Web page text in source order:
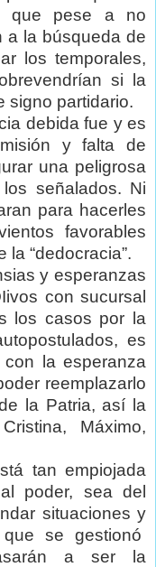
que pese a no
a la búsqueda de
los temporales,
si la
signo partidario.
debida fue y es
y falta de
una peligrosa
señalados. Ni
para hacerles
favorables
“dedocracia”.
y esperanzas
con sucursal
los casos por la
es
la esperanza
reemplazarlo
la Patria, así la
Máximo,
tan empiojada
poder, sea del
situaciones y
se gestionó
a ser la